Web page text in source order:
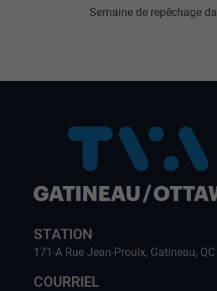
Semaine de repêchage
STATION
171-A Rue Jean-Proulx, Gatineau,
COURRIEL